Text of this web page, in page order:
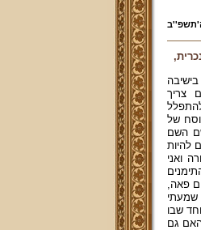
צריך
של
השם
להיות
ואני
פאה,
שמעתי
שבו
גם